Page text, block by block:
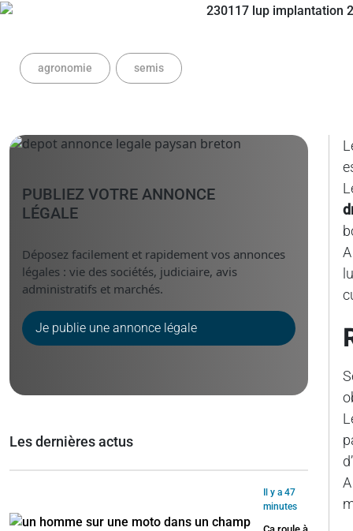
agronomie semis
PUBLIEZ VOTRE ANNONCE
LÉGALE
Déposez facilement et rapidement vos annonces
légales : vie des sociétés, judiciaire, avis
administratifs et marchés.
Je publie une annonce légale
Les dernières actus
Il y a 47
minutes